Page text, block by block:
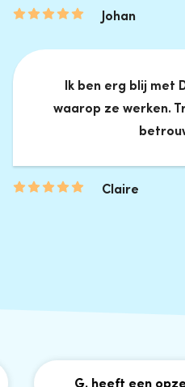
Johan
Ik ben erg blij met
waarop ze werken.
Claire
G. heeft een